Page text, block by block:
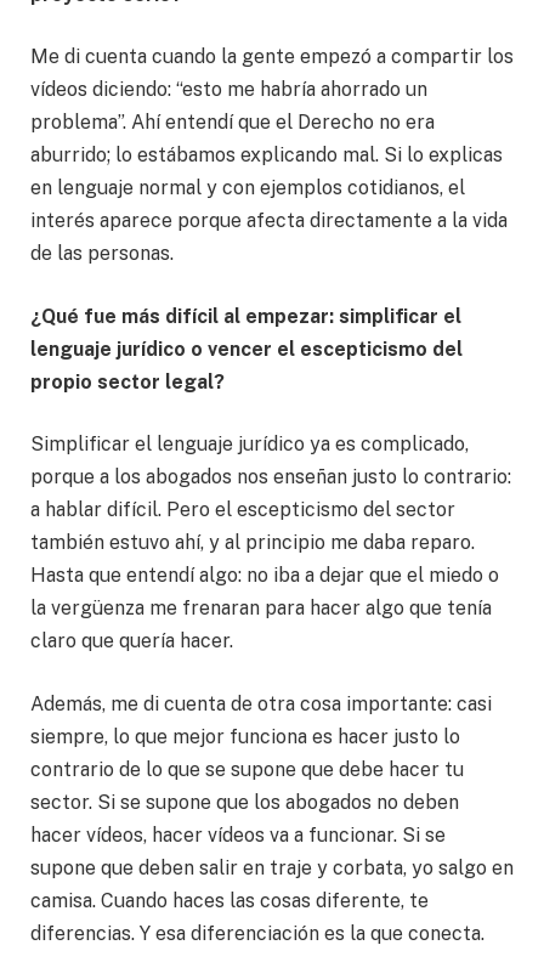
Me di cuenta cuando la gente empezó a compartir los
vídeos diciendo: “esto me habría ahorrado un
problema”. Ahí entendí que el Derecho no era
aburrido; lo estábamos explicando mal. Si lo explicas
en lenguaje normal y con ejemplos cotidianos, el
interés aparece porque afecta directamente a la vida
de las personas.
¿Qué fue más difícil al empezar: simplificar el
lenguaje jurídico o vencer el escepticismo del
propio sector legal?
Simplificar el lenguaje jurídico ya es complicado,
porque a los abogados nos enseñan justo lo contrario:
a hablar difícil. Pero el escepticismo del sector
también estuvo ahí, y al principio me daba reparo.
Hasta que entendí algo: no iba a dejar que el miedo o
la vergüenza me frenaran para hacer algo que tenía
claro que quería hacer.
Además, me di cuenta de otra cosa importante: casi
siempre, lo que mejor funciona es hacer justo lo
contrario de lo que se supone que debe hacer tu
sector. Si se supone que los abogados no deben
hacer vídeos, hacer vídeos va a funcionar. Si se
supone que deben salir en traje y corbata, yo salgo en
camisa. Cuando haces las cosas diferente, te
diferencias. Y esa diferenciación es la que conecta.